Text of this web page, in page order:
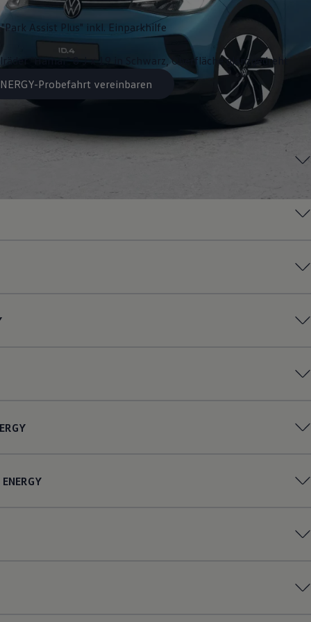
Assist Plus" inkl. Einparkhilfe
"Hamar" 8 J x 19 in Schwarz, Oberfläche glanzgedreht
Probefahrt vereinbaren
ENERGY